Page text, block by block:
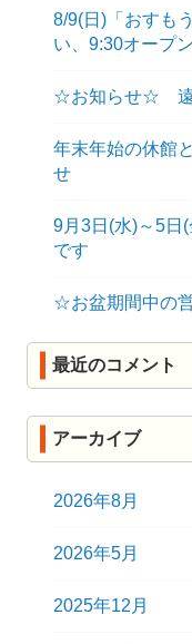
ョ8/9(日)「おすも
い、9:30オープ
☆お知らせ☆ 遠
年末年始の休館
せ
9月3日(水)～5日
です
☆お盆期間中の
最近のコメント
アーカイブ
2026年8月
2026年5月
2025年12月